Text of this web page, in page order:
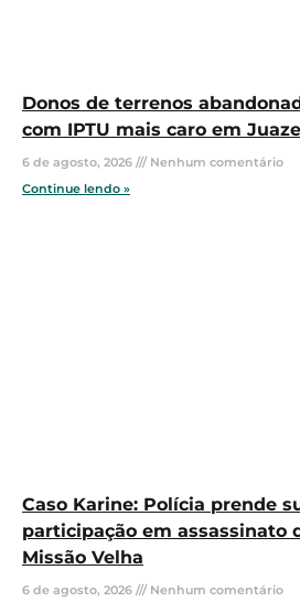
Donos de terrenos
com IPTU mais caro em
6 de agosto, 2026
Nenhum comentário
Continue lendo »
Caso Karine: Polícia prende
participação em assassinato
Missão Velha
6 de agosto, 2026
Nenhum comentário